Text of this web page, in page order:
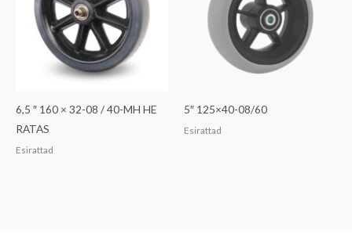
6,5 ″ 160 × 32-08 / 40-MH HE
RATAS
Esirattad
5″ 125×40-08/60
Esirattad